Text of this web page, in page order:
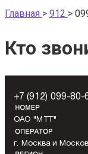
Главная > 912 >
Кто